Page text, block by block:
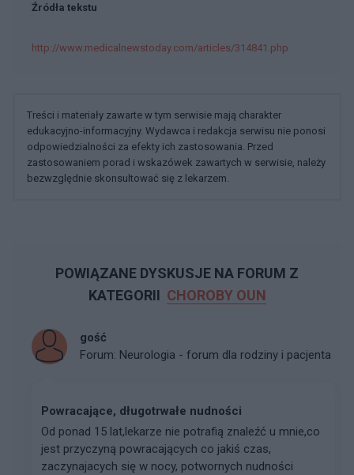
Źródła tekstu
http://www.medicalnewstoday.com/articles/314841.php
Treści i materiały zawarte w tym serwisie mają charakter
edukacyjno-informacyjny. Wydawca i redakcja serwisu nie ponosi
odpowiedzialności za efekty ich zastosowania. Przed
zastosowaniem porad i wskazówek zawartych w serwisie, należy
bezwzględnie skonsultować się z lekarzem.
POWIĄZANE DYSKUSJE NA FORUM Z
KATEGORII CHOROBY OUN
gość
Forum: Neurologia - forum dla rodziny i pacjenta
Powracające, długotrwałe nudności
Od ponad 15 lat,lekarze nie potrafią znaleźć u mnie,co
jest przyczyną powracających co jakiś czas,
zaczynajacych się w nocy, potwornych nudności